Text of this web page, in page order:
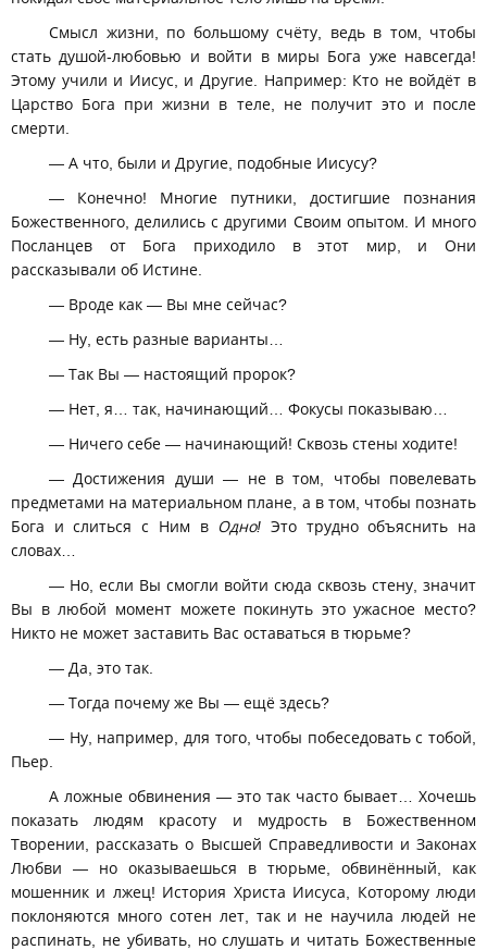
Смысл жизни, по большому счёту, ведь в том, чтобы
стать душой-любовью и войти в миры Бога уже навсегда!
Этому учили и Иисус, и Другие. Например: Кто не войдёт в
Царство Бога при жизни в теле, не получит это и после
смерти.
— А что, были и Другие, подобные Иисусу?
— Конечно! Многие путники, достигшие познания
Божественного, делились с другими Своим опытом. И много
Посланцев от Бога приходило в этот мир, и Они
рассказывали об Истине.
— Вроде как — Вы мне сейчас?
— Ну, есть разные варианты…
— Так Вы — настоящий пророк?
— Нет, я… так, начинающий… Фокусы показываю…
— Ничего себе — начинающий! Сквозь стены ходите!
— Достижения души — не в том, чтобы повелевать
предметами на материальном плане, а в том, чтобы познать
Бога и слиться с Ним в Одно! Это трудно объяснить на
словах…
— Но, если Вы смогли войти сюда сквозь стену, значит
Вы в любой момент можете покинуть это ужасное место?
Никто не может заставить Вас оставаться в тюрьме?
— Да, это так.
— Тогда почему же Вы — ещё здесь?
— Ну, например, для того, чтобы побеседовать с тобой,
Пьер.
А ложные обвинения — это так часто бывает… Хочешь
показать людям красоту и мудрость в Божественном
Творении, рассказать о Высшей Справедливости и Законах
Любви — но оказываешься в тюрьме, обвинённый, как
мошенник и лжец! История Христа Иисуса, Которому люди
поклоняются много сотен лет, так и не научила людей не
распинать, не убивать, но слушать и читать Божественные